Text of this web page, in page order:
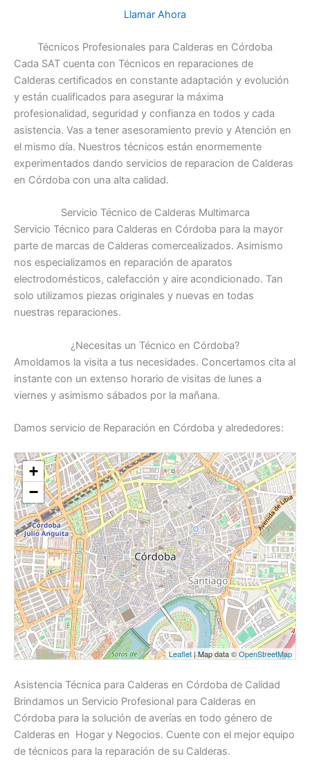
Llamar Ahora
Técnicos Profesionales para Calderas en Córdoba
Cada SAT cuenta con Técnicos en reparaciones de
Calderas certificados en constante adaptación y evolución
y están cualificados para asegurar la máxima
profesionalidad, seguridad y confianza en todos y cada
asistencia. Vas a tener asesoramiento previo y Atención en
el mismo día. Nuestros técnicos están enormemente
experimentados dando servicios de reparacion de Calderas
en Córdoba con una alta calidad.
Servicio Técnico de Calderas Multimarca
Servicio Técnico para Calderas en Córdoba para la mayor
parte de marcas de Calderas comercealizados. Asimismo
nos especializamos en reparación de aparatos
electrodomésticos, calefacción y aire acondicionado. Tan
solo utilizamos piezas originales y nuevas en todas
nuestras reparaciones.
¿Necesitas un Técnico en Córdoba?
Amoldamos la visita a tus necesidades. Concertamos cita al
instante con un extenso horario de visitas de lunes a
viernes y asimismo sábados por la mañana.
Damos servicio de Reparación en Córdoba y alrededores:
+
−
Leaflet| Map data ©OpenStreetMap
Asistencia Técnica para Calderas en Córdoba de Calidad
Brindamos un Servicio Profesional para Calderas en
Córdoba para la solución de averías en todo género de
Calderas en Hogar y Negocios. Cuente con el mejor equipo
de técnicos para la reparación de su Calderas.